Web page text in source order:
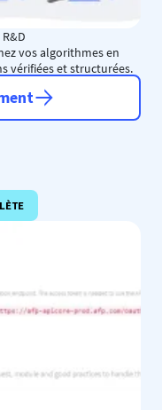
vos algorithmes en
vérifiées et structurées.